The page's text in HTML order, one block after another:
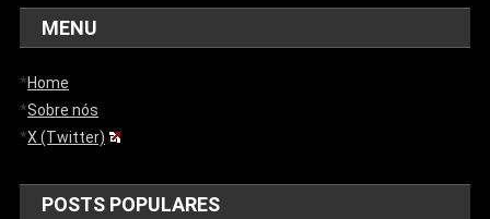
MENU
*Home
*Sobre nós
*X (Twitter)
POSTS POPULARES